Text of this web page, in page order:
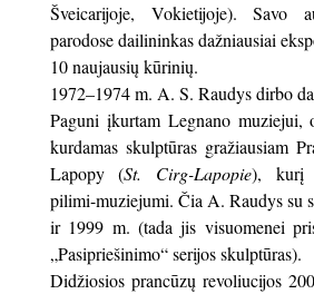
Šveicarijoje, Vokietijoje). Savo
parodose dailininkas dažniausiai
10 naujausių kūrinių.
1972–1974 m. A. S. Raudys dirbo
Paguni įkurtam Legnano muziejui,
kurdamas skulptūras gražiausiam
Lapopy (St. Cirg-Lapopie), kurį
pilimi-muziejumi. Čia A. Raudys su
ir 1999 m. (tada jis visuomenei
„Pasipriešinimo“ serijos skulptūras).
Didžiosios prancūzų revoliucijos